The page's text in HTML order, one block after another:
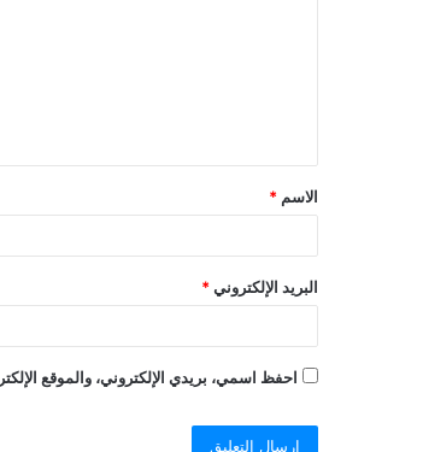
ق
*
الاسم *
البريد الإلكتروني *
احفظ اسمي، بريدي الإلكتروني، والموقع